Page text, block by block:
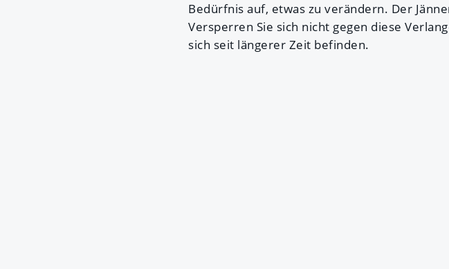
Bedürfnis auf, etwas zu verändern. Der
Versperren Sie sich nicht gegen diese
sich seit längerer Zeit befinden.